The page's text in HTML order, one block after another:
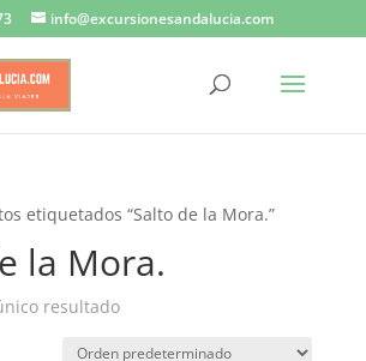
info@excursionesandalucia.com
etiquetados “Salto de la Mora.”
la Mora.
resultado